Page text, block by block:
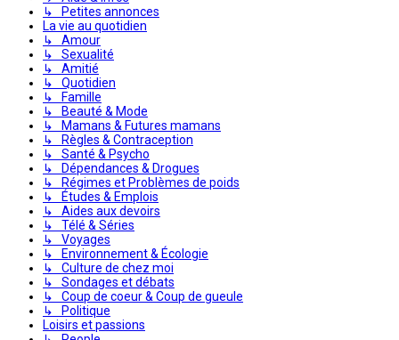
↳ Petites annonces
La vie au quotidien
↳ Amour
↳ Sexualité
↳ Amitié
↳ Quotidien
↳ Famille
↳ Beauté & Mode
↳ Mamans & Futures mamans
↳ Règles & Contraception
↳ Santé & Psycho
↳ Dépendances & Drogues
↳ Régimes et Problèmes de poids
↳ Études & Emplois
↳ Aides aux devoirs
↳ Télé & Séries
↳ Voyages
↳ Environnement & Écologie
↳ Culture de chez moi
↳ Sondages et débats
↳ Coup de coeur & Coup de gueule
↳ Politique
Loisirs et passions